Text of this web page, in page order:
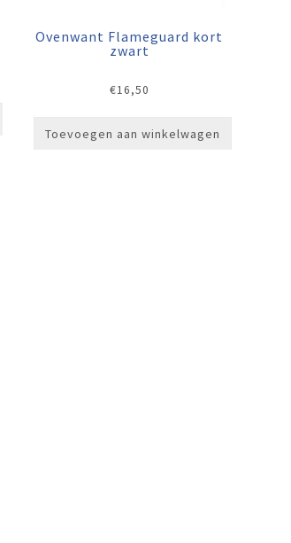
Ovenwant Flameguard kort
zwart
€16,50
Toevoegen aan winkelwagen